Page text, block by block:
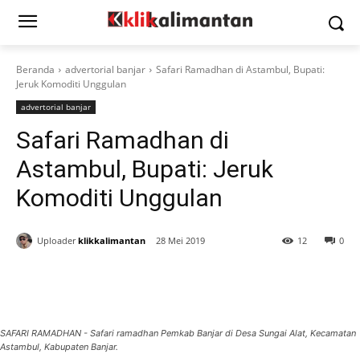
Beranda advertorial banjar
Safari Ramadhan di Astambul, Bupati:
Jeruk Komoditi Unggulan
advertorial banjar
Safari Ramadhan di
Astambul, Bupati: Jeruk
Komoditi Unggulan
Uploader klikkalimantan 28 Mei 2019 0
12
SAFARI RAMADHAN - Safari ramadhan Pemkab Banjar di Desa Sungai Alat, Kecamatan
Astambul, Kabupaten Banjar.